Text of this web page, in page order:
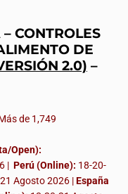
CONTROLES
DE
2.0) –
de 1,749
Open):
| Perú (Online): 18-20-
Agosto 2026 |España